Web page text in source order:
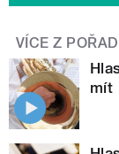
VÍCE Z
mít